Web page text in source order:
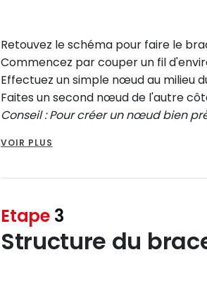
Retouvez le schéma pour faire le
Commencez par couper un fil
Effectuez un simple nœud au milieu
Faites un second nœud de l'autre
Conseil : Pour créer un nœud bien
proche de la perle.
VOIR PLUS
Etape 3
Structure du